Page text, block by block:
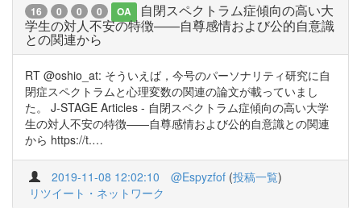
16 0 0 0 OA
自閉スペクトラム症傾向の高い大
学生の対人不安の特徴――自尊感情および公的自意識
との関連から
RT @oshio_at: そういえば，今号のパーソナリティ研究に自
閉症スペクトラムと心理変数の関連の論文が載っていまし
た。 J-STAGE Articles - 自閉スペクトラム症傾向の高い大学
生の対人不安の特徴――自尊感情および公的自意識との関連
から https://t.…
2019-11-08 12:02:10 @Espyzfof (投稿一覧)
リツイート・ネットワーク